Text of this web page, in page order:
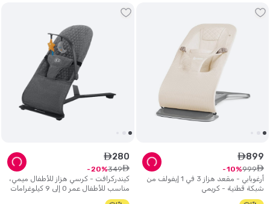
أرغوبابي - مقعد هزاز 3 في 1 إيفولف من
شبكة قطنية - كريمي
ê899
ê
999
10
كيندركرافت - كرسي هزاز للأطفال ميمي،
مناسب للأطفال عمر 0 ​​إلى 9 كيلوغرامات
- رمادي
ê280
ê
349
20